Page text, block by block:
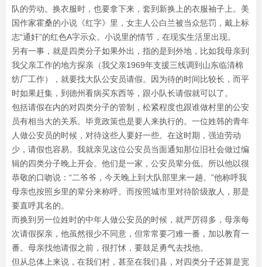
队的劳动。换衣服时，也要拿下来，套到新换上的衣服袖子上。美
国作家霍桑的小说《红字》里，女主人公白兰被当众惩罚，戴上标
志“通奸”的红色A字示众。小说里的情节，在现实生活里出现。
另有一事，就是四类分子如果外出，指的是到外地，比如我母亲到
我父亲工作的地方探亲（我父亲1969年支援三线调到山东临清棉
纺厂工作），就要找大队公安员请假。因为待的时间比较长，而平
时如果赶集，到德州看病买东西等，跟小队长请假就可以了。
包括请假在内的对四类分子的管制，松紧程度也跟谁做村里的公安
员有相当大的关系。毕竟政策也是要人来执行的。一位姓韩的青年
人做公安员的时候，对待这些人要好一些。在这时期，强迫劳动
少，请假也容易。我就亲见这位公安员当面通知那位旧社会做过编
辑的四类分子晚上开会。他们是一家，公安员辈分低。所以他以很
恭敬的口吻说：“二爷爷，今天晚上到大队部里来一趟。”他称呼我
母亲也按照乡里的辈分来称呼。而按照城市里对待阶级敌人，那是
要直呼其名的。
而换到另一位姓时的中年人做公安员的时候，就严厉得多，母亲每
次请假探亲，他虽然很少不同意，但常常要刁难一番，加以教育一
番。母亲找他请假之前，很打怵，要鼓足勇气去找他。
但从总体上来说，在我们村，甚至在我们县，对四类分子还算是宽